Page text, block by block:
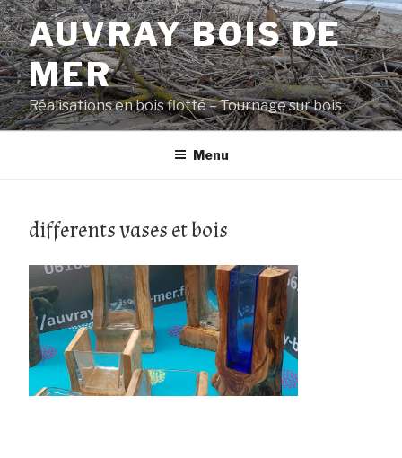
Aller
au
contenu
principal
AUVRAY BOIS DE
MER
Réalisations en bois flotté – Tournage sur bois
Menu
differents vases et bois